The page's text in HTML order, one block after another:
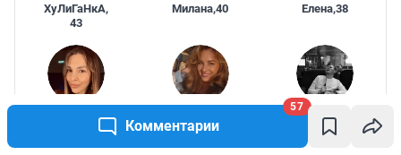
Комментарии
57
ХуЛиГаНкА,
43
Милана,40 Елена,38
29
Mirak777